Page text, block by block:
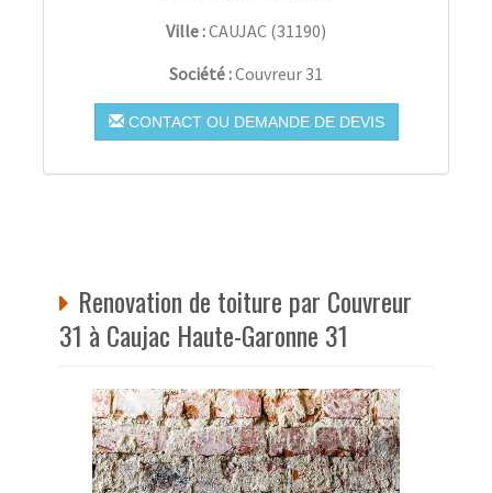
Ville :CAUJAC (31190)
Société :Couvreur 31
CONTACT OU DEMANDE DE DEVIS
Renovation de toiture par Couvreur
31 à Caujac Haute-Garonne 31